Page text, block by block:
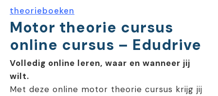
theorieboeken
Motor theorie cursus
online cursus – Edudrive
Volledig online leren, waar en wanneer jij
wilt.
Met deze online motor theorie cursus krijg jij